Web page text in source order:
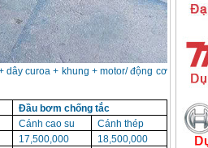
dây curoa + khung + motor/ động cơ
Đầu bơm chống tắc
Cánh cao su
Cánh thép
17,500,000
18,500,000